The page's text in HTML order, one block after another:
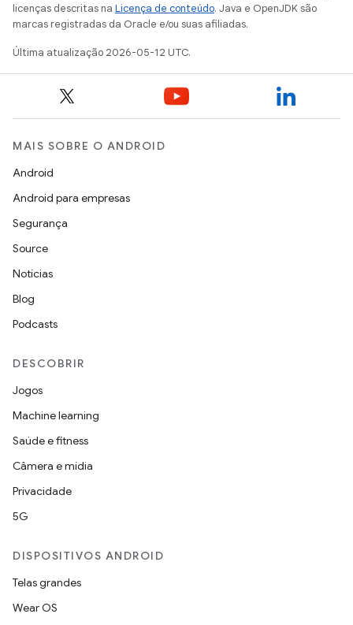
licenças descritas na Licença de conteúdo. Java e OpenJDK são
marcas registradas da Oracle e/ou suas afiliadas.
Última atualização 2026-05-12 UTC.
MAIS SOBRE O ANDROID
Android
Android para empresas
Segurança
Source
Notícias
Blog
Podcasts
DESCOBRIR
Jogos
Machine learning
Saúde e fitness
Câmera e mídia
Privacidade
5G
DISPOSITIVOS ANDROID
Telas grandes
Wear OS